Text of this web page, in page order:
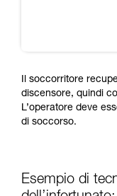
Il soccorritore
discensore, quindi
L’operatore deve
di soccorso.
Esempio di